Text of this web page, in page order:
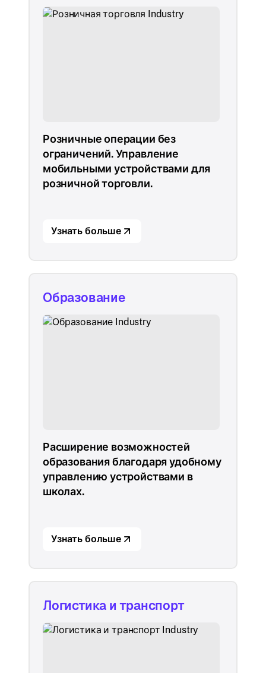
Розничные операции без
ограничений. Управление
мобильными устройствами для
розничной торговли.
Узнать больше
Образование
Расширение возможностей
образования благодаря удобному
управлению устройствами в
школах.
Узнать больше
Логистика и транспорт